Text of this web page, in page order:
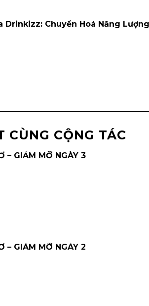
Chuyển Hoá Năng
CÙNG CỘNG TÁC
– GIẢM MỠ NGÀY 3
– GIẢM MỠ NGÀY 2